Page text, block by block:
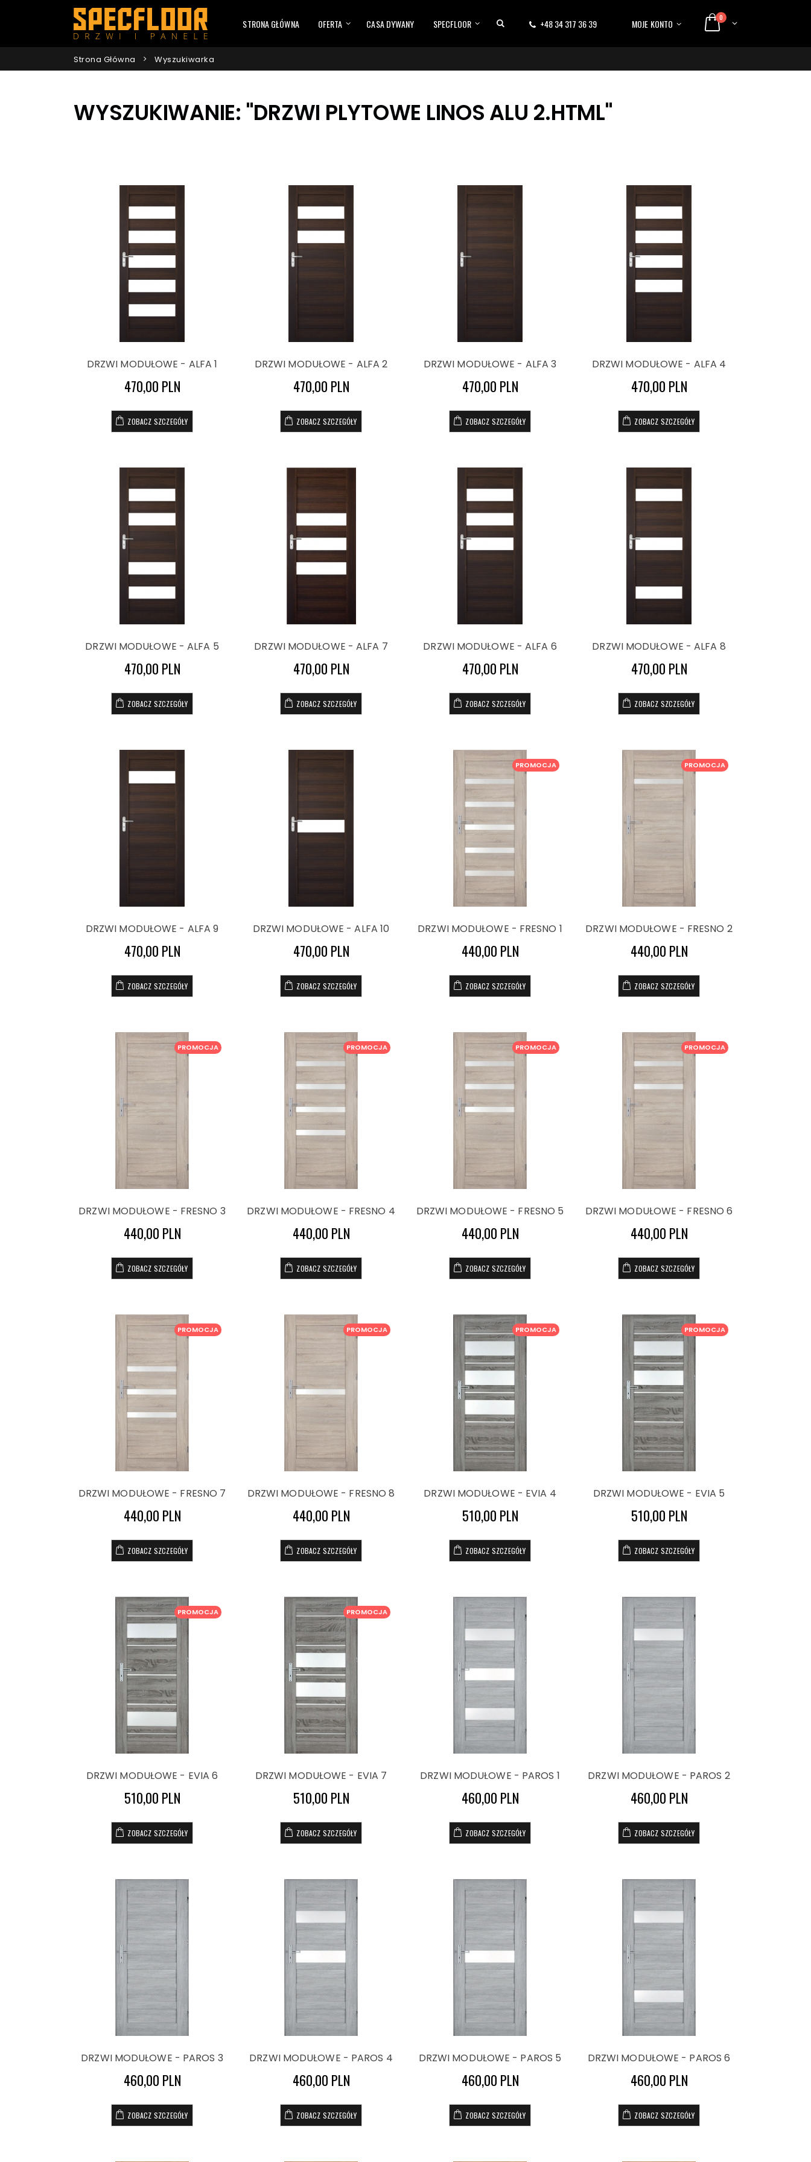
STRONA GŁÓWNA OFERTA CASA DYWANY SPECFLOOR +48 34 317 36 39 MOJE KONTO 0
Strona Główna Wyszukiwarka
WYSZUKIWANIE: "DRZWI PLYTOWE LINOS ALU 2.HTML"
DRZWI MODUŁOWE - ALFA 1
470,00 PLN
ZOBACZ SZCZEGÓŁY
DRZWI MODUŁOWE - ALFA 2
470,00 PLN
ZOBACZ SZCZEGÓŁY
DRZWI MODUŁOWE - ALFA 3
470,00 PLN
ZOBACZ SZCZEGÓŁY
DRZWI MODUŁOWE - ALFA 4
470,00 PLN
ZOBACZ SZCZEGÓŁY
DRZWI MODUŁOWE - ALFA 5
470,00 PLN
ZOBACZ SZCZEGÓŁY
DRZWI MODUŁOWE - ALFA 7
470,00 PLN
ZOBACZ SZCZEGÓŁY
DRZWI MODUŁOWE - ALFA 6
470,00 PLN
ZOBACZ SZCZEGÓŁY
DRZWI MODUŁOWE - ALFA 8
470,00 PLN
ZOBACZ SZCZEGÓŁY
DRZWI MODUŁOWE - ALFA 9
470,00 PLN
ZOBACZ SZCZEGÓŁY
DRZWI MODUŁOWE - ALFA 10
470,00 PLN
ZOBACZ SZCZEGÓŁY
PROMOCJA
DRZWI MODUŁOWE - FRESNO 1
440,00 PLN
ZOBACZ SZCZEGÓŁY
PROMOCJA
DRZWI MODUŁOWE - FRESNO 2
440,00 PLN
ZOBACZ SZCZEGÓŁY
PROMOCJA
DRZWI MODUŁOWE - FRESNO 3
440,00 PLN
ZOBACZ SZCZEGÓŁY
PROMOCJA
DRZWI MODUŁOWE - FRESNO 4
440,00 PLN
ZOBACZ SZCZEGÓŁY
PROMOCJA
DRZWI MODUŁOWE - FRESNO 5
440,00 PLN
ZOBACZ SZCZEGÓŁY
PROMOCJA
DRZWI MODUŁOWE - FRESNO 6
440,00 PLN
ZOBACZ SZCZEGÓŁY
PROMOCJA
DRZWI MODUŁOWE - FRESNO 7
440,00 PLN
ZOBACZ SZCZEGÓŁY
PROMOCJA
DRZWI MODUŁOWE - FRESNO 8
440,00 PLN
ZOBACZ SZCZEGÓŁY
PROMOCJA
DRZWI MODUŁOWE - EVIA 4
510,00 PLN
ZOBACZ SZCZEGÓŁY
PROMOCJA
DRZWI MODUŁOWE - EVIA 5
510,00 PLN
ZOBACZ SZCZEGÓŁY
PROMOCJA
DRZWI MODUŁOWE - EVIA 6
510,00 PLN
ZOBACZ SZCZEGÓŁY
PROMOCJA
DRZWI MODUŁOWE - EVIA 7
510,00 PLN
ZOBACZ SZCZEGÓŁY
DRZWI MODUŁOWE - PAROS 1
460,00 PLN
ZOBACZ SZCZEGÓŁY
DRZWI MODUŁOWE - PAROS 2
460,00 PLN
ZOBACZ SZCZEGÓŁY
DRZWI MODUŁOWE - PAROS 3
460,00 PLN
ZOBACZ SZCZEGÓŁY
DRZWI MODUŁOWE - PAROS 4
460,00 PLN
ZOBACZ SZCZEGÓŁY
DRZWI MODUŁOWE - PAROS 5
460,00 PLN
ZOBACZ SZCZEGÓŁY
DRZWI MODUŁOWE - PAROS 6
460,00 PLN
ZOBACZ SZCZEGÓŁY